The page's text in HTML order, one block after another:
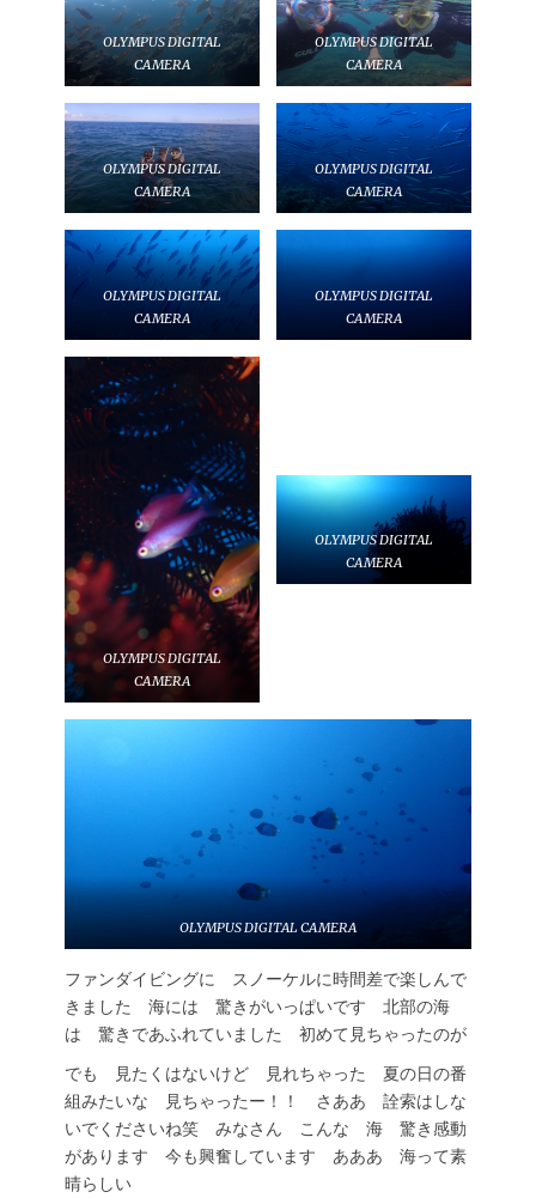
OLYMPUS DIGITAL
CAMERA
OLYMPUS DIGITAL
CAMERA
OLYMPUS DIGITAL
CAMERA
OLYMPUS DIGITAL
CAMERA
OLYMPUS DIGITAL
CAMERA
OLYMPUS DIGITAL
CAMERA
OLYMPUS DIGITAL
CAMERA
OLYMPUS DIGITAL
CAMERA
OLYMPUS DIGITAL CAMERA
ファンダイビングに スノーケルに時間差で楽しんで
きました 海には 驚きがいっぱいです 北部の海
は 驚きであふれていました 初めて見ちゃったのが
でも 見たくはないけど 見れちゃった 夏の日の番
組みたいな 見ちゃったー！！ さああ 詮索はしな
いでくださいね笑 みなさん こんな 海 驚き感動
があります 今も興奮しています あああ 海って素
晴らしい